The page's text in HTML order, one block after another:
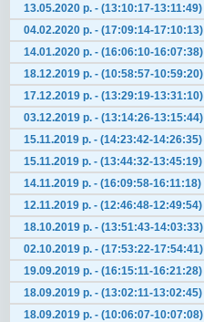
13.05.2020 р. - (13:10:17-13:11:49)
04.02.2020 р. - (17:09:14-17:10:13)
14.01.2020 р. - (16:06:10-16:07:38)
18.12.2019 р. - (10:58:57-10:59:20)
17.12.2019 р. - (13:29:19-13:31:10)
03.12.2019 р. - (13:14:26-13:15:44)
15.11.2019 р. - (14:23:42-14:26:35)
15.11.2019 р. - (13:44:32-13:45:19)
14.11.2019 р. - (16:09:58-16:11:18)
12.11.2019 р. - (12:46:48-12:49:54)
18.10.2019 р. - (13:51:43-14:03:33)
02.10.2019 р. - (17:53:22-17:54:41)
19.09.2019 р. - (16:15:11-16:21:28)
18.09.2019 р. - (13:02:11-13:02:45)
18.09.2019 р. - (10:06:07-10:07:08)